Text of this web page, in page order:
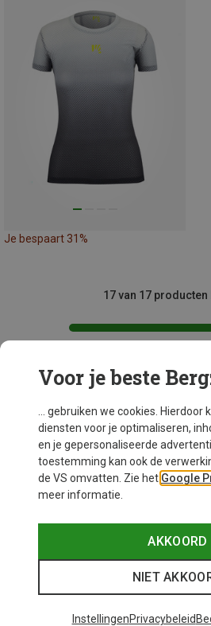
Je bespaart 31%
17 van 17 producten
Mogelijk interessant voor
Voor je beste
... gebruiken we cookies. Hierdoor
diensten voor je optimaliseren,
en je gepersonaliseerde
toestemming kan ook de
de VS omvatten. Zie het Google
meer informatie.
AKKOORD
NIET
InstellingenPrivacybeleid